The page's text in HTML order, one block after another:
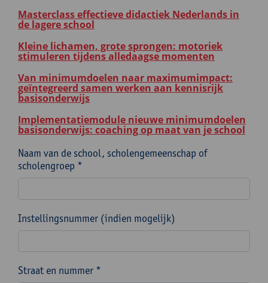
Masterclass effectieve didactiek Nederlands in
de lagere school
Kleine lichamen, grote sprongen: motoriek
stimuleren tijdens alledaagse momenten
Van minimumdoelen naar maximumimpact:
geïntegreerd samen werken aan kennisrijk
basisonderwijs
Implementatiemodule nieuwe minimumdoelen
basisonderwijs: coaching op maat van je school
Naam van de school, scholengemeenschap of
scholengroep *
Instellingsnummer (indien mogelijk)
Straat en nummer *